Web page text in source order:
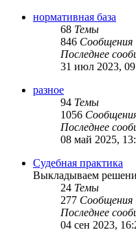
нормативная база
68 Темы
846 Сообщения
Последнее
31 июл 2023,
разное
94 Темы
1056
Последнее
08 май 2025,
Судебная практика
Выкладываем
24 Темы
277 Сообщения
Последнее
04 сен 2023,